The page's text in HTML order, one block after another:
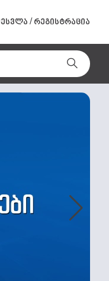
/ რეგისტრაცია